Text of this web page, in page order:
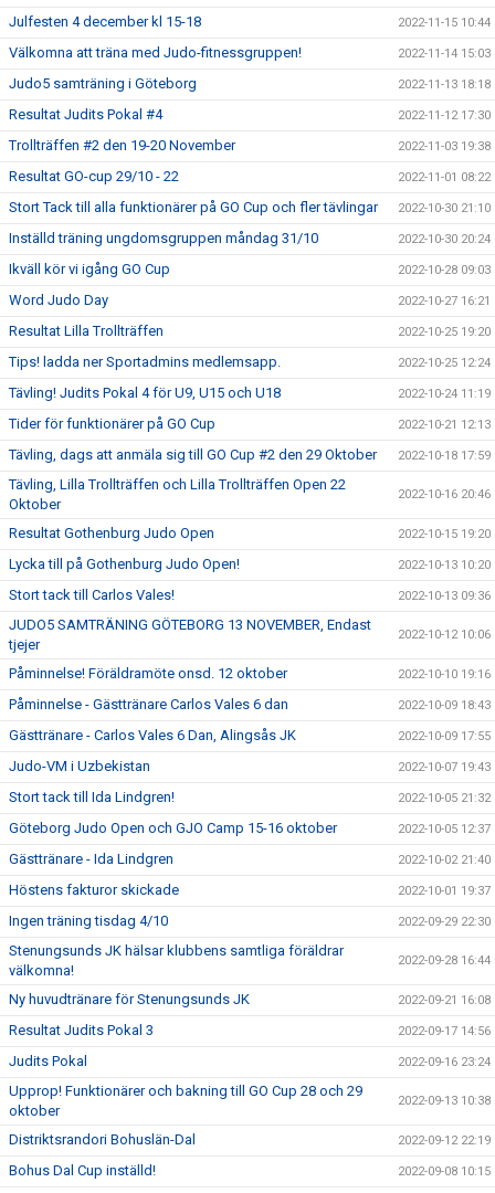
Julfesten 4 december kl 15-18 2022-11-15 10:44
Välkomna att träna med Judo-fitnessgruppen! 2022-11-14 15:03
Judo5 samträning i Göteborg 2022-11-13 18:18
Resultat Judits Pokal #4 2022-11-12 17:30
Trollträffen #2 den 19-20 November 2022-11-03 19:38
Resultat GO-cup 29/10 - 22 2022-11-01 08:22
Stort Tack till alla funktionärer på GO Cup och fler tävlingar 2022-10-30 21:10
Inställd träning ungdomsgruppen måndag 31/10 2022-10-30 20:24
Ikväll kör vi igång GO Cup 2022-10-28 09:03
Word Judo Day 2022-10-27 16:21
Resultat Lilla Trollträffen 2022-10-25 19:20
Tips! ladda ner Sportadmins medlemsapp. 2022-10-25 12:24
Tävling! Judits Pokal 4 för U9, U15 och U18 2022-10-24 11:19
Tider för funktionärer på GO Cup 2022-10-21 12:13
Tävling, dags att anmäla sig till GO Cup #2 den 29 Oktober 2022-10-18 17:59
Tävling, Lilla Trollträffen och Lilla Trollträffen Open 22
Oktober
2022-10-16 20:46
Resultat Gothenburg Judo Open 2022-10-15 19:20
Lycka till på Gothenburg Judo Open! 2022-10-13 10:20
Stort tack till Carlos Vales! 2022-10-13 09:36
JUDO5 SAMTRÄNING GÖTEBORG 13 NOVEMBER, Endast
tjejer
2022-10-12 10:06
Påminnelse! Föräldramöte onsd. 12 oktober 2022-10-10 19:16
Påminnelse - Gästtränare Carlos Vales 6 dan 2022-10-09 18:43
Gästtränare - Carlos Vales 6 Dan, Alingsås JK 2022-10-09 17:55
Judo-VM i Uzbekistan 2022-10-07 19:43
Stort tack till Ida Lindgren! 2022-10-05 21:32
Göteborg Judo Open och GJO Camp 15-16 oktober 2022-10-05 12:37
Gästtränare - Ida Lindgren 2022-10-02 21:40
Höstens fakturor skickade 2022-10-01 19:37
Ingen träning tisdag 4/10 2022-09-29 22:30
Stenungsunds JK hälsar klubbens samtliga föräldrar
välkomna!
2022-09-28 16:44
Ny huvudtränare för Stenungsunds JK 2022-09-21 16:08
Resultat Judits Pokal 3 2022-09-17 14:56
Judits Pokal 2022-09-16 23:24
Upprop! Funktionärer och bakning till GO Cup 28 och 29
oktober
2022-09-13 10:38
Distriktsrandori Bohuslän-Dal 2022-09-12 22:19
Bohus Dal Cup inställd! 2022-09-08 10:15